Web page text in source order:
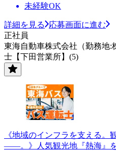
未経験OK
詳細を見る
応募画面に進む
正社員
東海自動車株式会社（勤務地:
士【下田営業所】(5)
《地域のインフラを支える。
――。》人気観光地『熱海』